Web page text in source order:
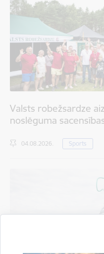
Valsts robežsardze
noslēguma
04.08.2026. Sports